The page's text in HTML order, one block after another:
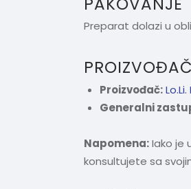
Preparat dolazi u
PROIZVOĐAČ
Proizvođač:
Generalni
Napomena:Iako je
konsultujete sa